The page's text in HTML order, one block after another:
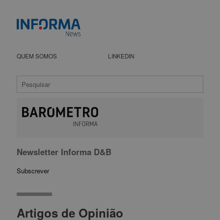
QUEM SOMOS LINKEDIN
Newsletter Informa D&B
Subscrever
Artigos de Opinião